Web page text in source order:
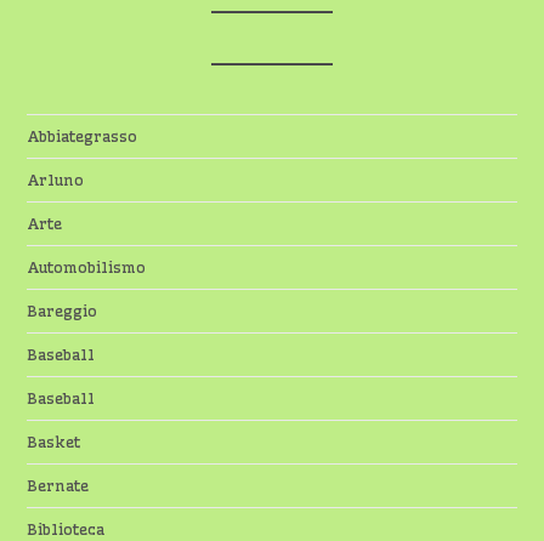
Abbiategrasso
Arluno
Arte
Automobilismo
Bareggio
Baseball
Baseball
Basket
Bernate
Biblioteca